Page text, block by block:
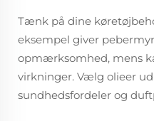
Tænk på dine
eksempel giver
opmærksomhed, mens
virkninger. Vælg olieer
sundhedsfordeler og